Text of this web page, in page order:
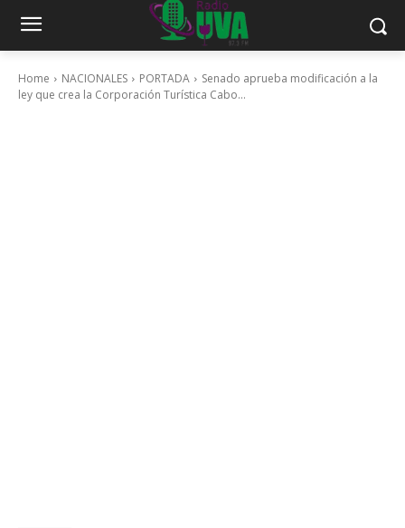
Home NACIONALES PORTADA
Senado aprueba modificación a la
ley que crea la Corporación Turística Cabo...